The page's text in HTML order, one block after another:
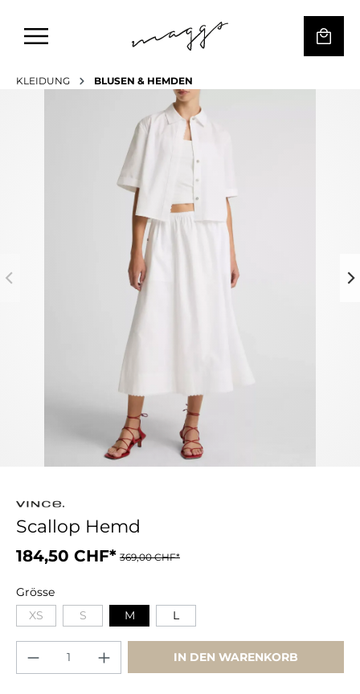
KLEIDUNG BLUSEN & HEMDEN
Scallop Hemd
184,50 CHF* 369,00 CHF*
Grösse
XS
S M L
IN DEN WARENKORB